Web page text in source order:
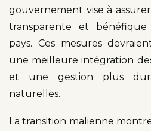
gouvernement vise à
transparente et
pays. Ces mesures
une meilleure intégration
et une gestion plus
naturelles.
La transition malienne